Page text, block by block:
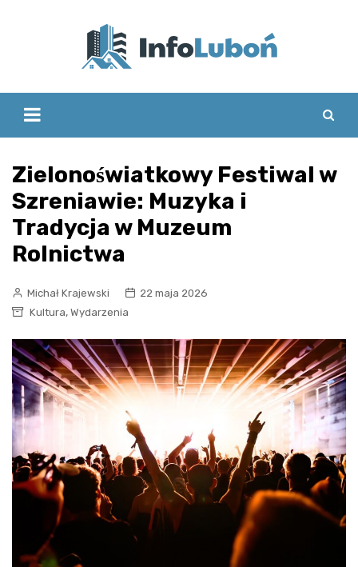
Zielonoświatkowy Festiwal w
Szreniawie: Muzyka i
Tradycja w Muzeum
Rolnictwa
Michał Krajewski
22 maja 2026
Kultura, Wydarzenia